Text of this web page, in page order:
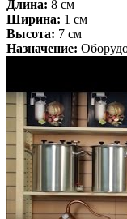
Длина: 8 см
Ширина: 1 см
Высота: 7 см
Назначение: